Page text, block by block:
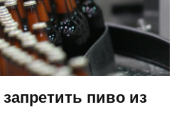
пиво из